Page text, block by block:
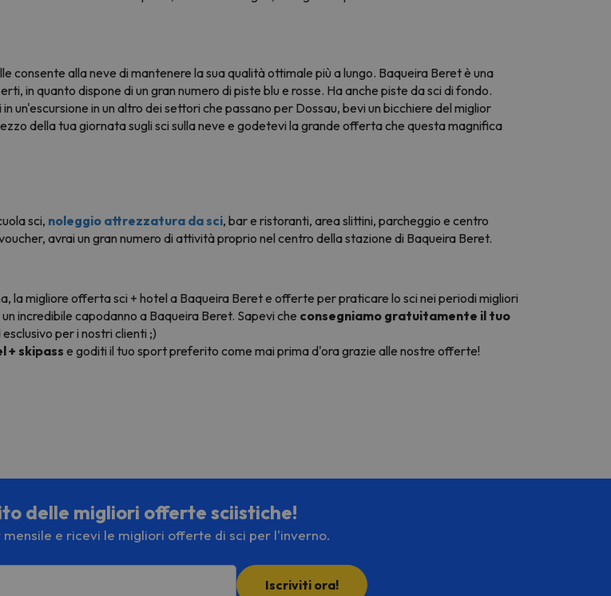
consente alla neve di mantenere la sua qualità ottimale più a lungo. Baqueira Beret è una
in quanto dispone di un gran numero di piste blu e rosse. Ha anche piste da sci di fondo.
un'escursione in un altro dei settori che passano per Dossau, bevi un bicchiere del miglior
della tua giornata sugli sci sulla neve e godetevi la grande offerta che questa magnifica
sci, noleggio attrezzatura da sci, bar e ristoranti, area slittini, parcheggio e centro
avrai un gran numero di attività proprio nel centro della stazione di Baqueira Beret.
la migliore offerta sci + hotel a Baqueira Beret e offerte per praticare lo sci nei periodi migliori
incredibile capodanno a Baqueira Beret. Sapevi che consegniamo gratuitamente il tuo
per i nostri clienti ;)
+ skipass e goditi il tuo sport preferito come mai prima d'ora grazie alle nostre offerte!
delle migliori offerte sciistiche!
e ricevi le migliori offerte di sci per l'inverno.
Iscriviti ora!